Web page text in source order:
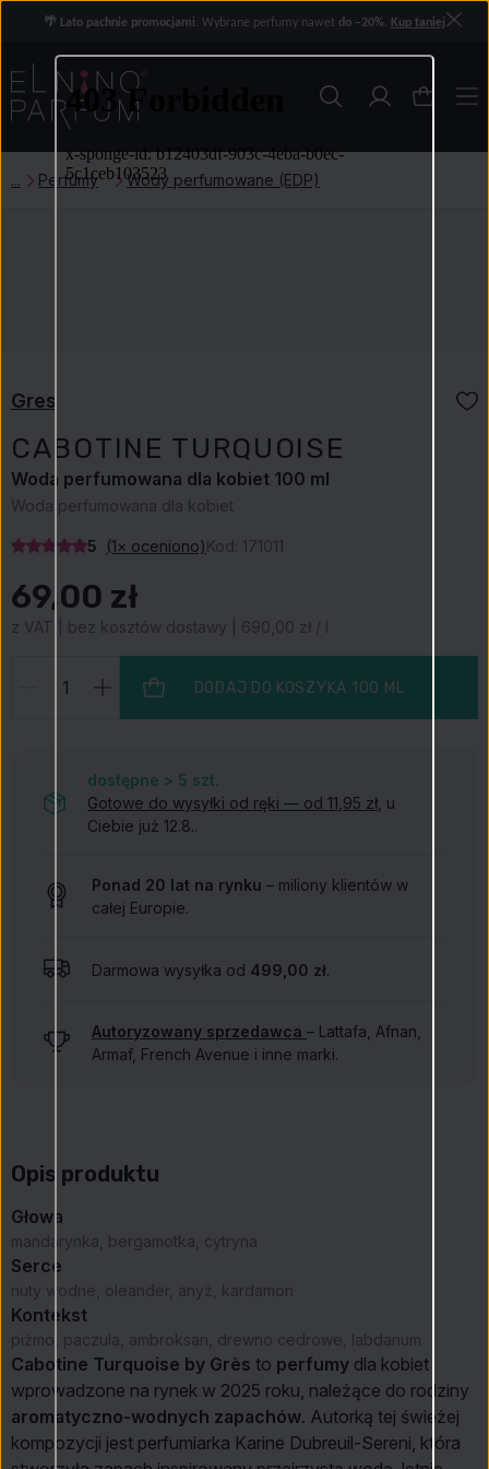
🌴 Lato pachnie promocjami. Wybrane perfumy nawet do −20%. Kup taniej
Perfumy Wody perfumowane (EDP)
Gres
CABOTINE TURQUOISE
Woda perfumowana dla kobiet 100 ml
Woda perfumowana dla kobiet
5 (1× oceniono)Kod: 171011
69,00 zł
z VAT | bez kosztów dostawy | 690,00 zł / l
DODAJ DO KOSZYKA 100 ML
dostępne > 5 szt.
Gotowe do wysyłki od ręki — od 11,95 zł , u
Ciebie już 12.8..
Ponad 20 lat na rynku – miliony klientów w
całej Europie.
Darmowa wysyłka od 499,00 zł.
Autoryzowany sprzedawca – Lattafa, Afnan,
Armaf, French Avenue i inne marki.
Opis produktu
Głowa
mandarynka, bergamotka, cytryna
Serce
nuty wodne, oleander, anyż, kardamon
Kontekst
piżmo, paczula, ambroksan, drewno cedrowe, labdanum
Cabotine Turquoise by Grès to perfumy dla kobiet
wprowadzone na rynek w 2025 roku, należące do rodziny
aromatyczno-wodnych zapachów. Autorką tej świeżej
kompozycji jest perfumiarka Karine Dubreuil-Sereni, która